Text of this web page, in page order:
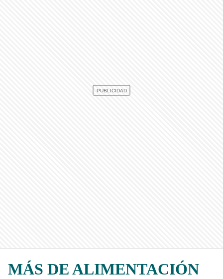
MÁS DE ALIMENTACIÓN